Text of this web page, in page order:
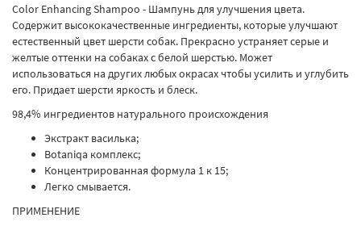
Color Enhancing Shampoo - Шампунь для улучшения цвета.
Содержит высококачественные ингредиенты, которые улучшают
естественный цвет шерсти собак. Прекрасно устраняет серые и
желтые оттенки на собаках с белой шерстью. Может
использоваться на других любых окрасах чтобы усилить и углубить
его. Придает шерсти яркость и блеск.
98,4% ингредиентов натурального происхождения
Экстракт василька;
Botaniqa комплекс;
Концентрированная формула 1 к 15;
Легко смывается.
ПРИМЕНЕНИЕ